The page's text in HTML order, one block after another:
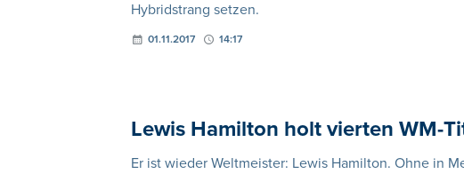
Hybridstrang setzen.
01.11.2017 14:17
Lewis Hamilton holt vierten WM-
Er ist wieder Weltmeister: Lewis Hamilton. Ohne in